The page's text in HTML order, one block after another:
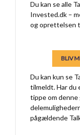
Du kan se alle
Invested.dk –
og oprettelsen
BLIV
Du kan kun se
tilmeldt. Har du
tippe om denne
pågældende